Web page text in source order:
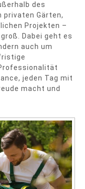
des
privaten Gärten,
Projekten –
Dabei geht es
auch um
jeden Tag mit
macht und